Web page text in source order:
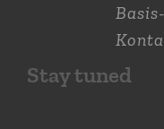
Stay tuned